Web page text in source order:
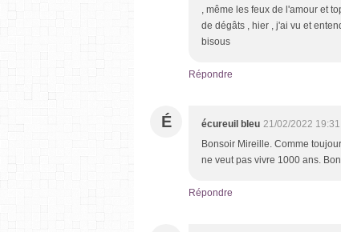
, même les feux de l'amour et
de dégâts , hier , j'ai vu et
bisous
Répondre
É écureuil bleu 21/02/2022 19:31
Bonsoir Mireille. Comme
ne veut pas vivre 1000 ans.
Répondre